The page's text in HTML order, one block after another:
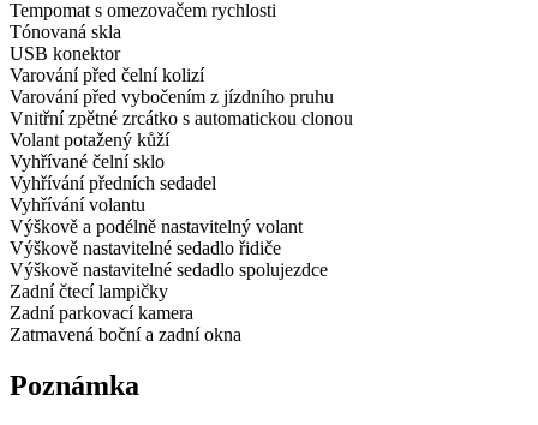
Tempomat s omezovačem rychlosti
Tónovaná skla
USB konektor
Varování před čelní kolizí
Varování před vybočením z jízdního pruhu
Vnitřní zpětné zrcátko s automatickou clonou
Volant potažený kůží
Vyhřívané čelní sklo
Vyhřívání předních sedadel
Vyhřívání volantu
Výškově a podélně nastavitelný volant
Výškově nastavitelné sedadlo řidiče
Výškově nastavitelné sedadlo spolujezdce
Zadní čtecí lampičky
Zadní parkovací kamera
Zatmavená boční a zadní okna
Poznámka